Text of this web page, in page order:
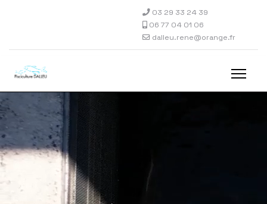
03 29 33 24 39
06 77 04 01 06
dalleu.rene@orange.fr